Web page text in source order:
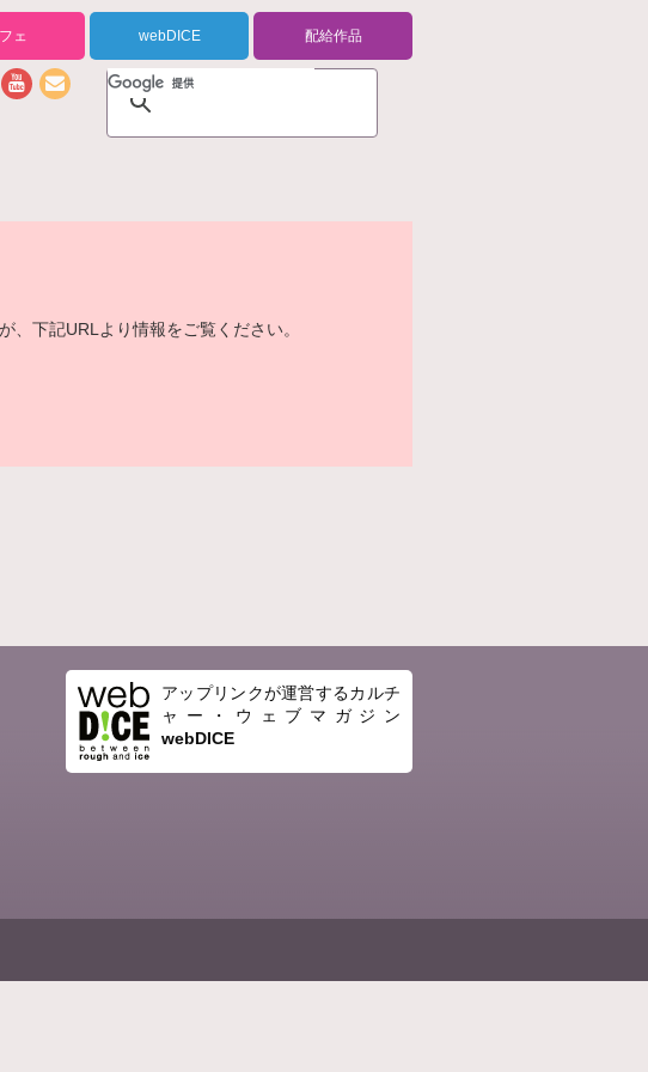
ェ webDICE 配給作品
、下記URLより情報をご覧ください。
アップリンクが運営するカルチ
ャー・ウェブマガジン
webDICE